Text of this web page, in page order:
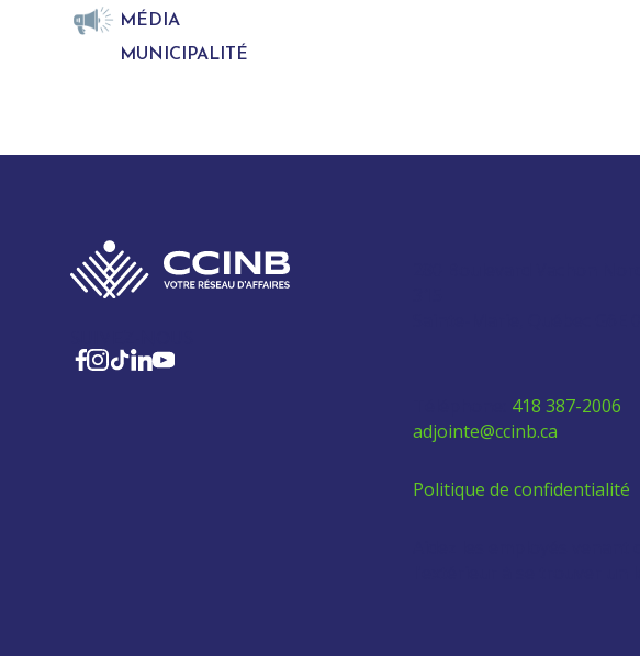
MÉDIA
MUNICIPALITÉ
418 387-2006
adjointe@ccinb.ca
Politique de confidentialité